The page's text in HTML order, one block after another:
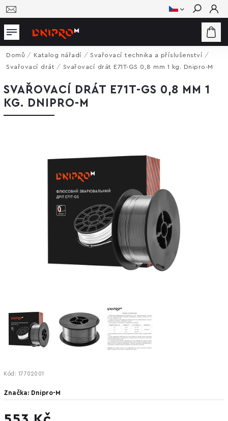
Hledat
Domů / Katalog nářadí / Svařovací technika a příslušenství /
Svařovací drát / Svařovací drát E71T-GS 0,8 mm 1 kg. Dnipro-M
SVAŘOVACÍ DRÁT E71T-GS 0,8 MM 1
KG. DNIPRO-M
Kód: 17702001
Značka: Dnipro-M